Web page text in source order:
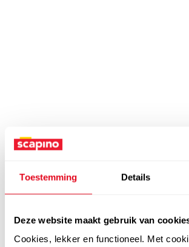
Toestemming Details
Deze website maakt gebruik van
Cookies, lekker en functioneel. Met